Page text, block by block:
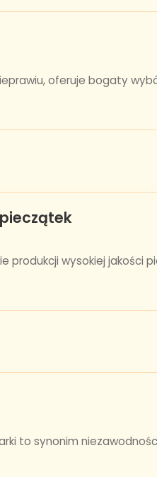
oferuje bogaty
produkcji wysokiej jakości
to synonim